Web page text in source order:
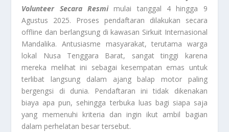
Volunteer Secara Resmimulai tanggal 4 hingga 9
Agustus 2025. Proses pendaftaran dilakukan secara
offline dan berlangsung di kawasan Sirkuit Internasional
Mandalika. Antusiasme masyarakat, terutama warga
lokal Nusa Tenggara Barat, sangat tinggi karena
mereka melihat ini sebagai kesempatan emas untuk
terlibat langsung dalam ajang balap motor paling
bergengsi di dunia. Pendaftaran ini tidak dikenakan
biaya apa pun, sehingga terbuka luas bagi siapa saja
yang memenuhi kriteria dan ingin ikut ambil bagian
dalam perhelatan besar tersebut.